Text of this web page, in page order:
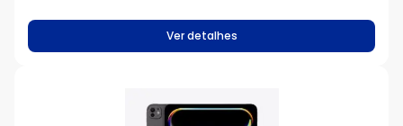
Ver detalhes